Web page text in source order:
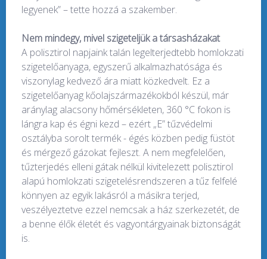
legyenek” – tette hozzá a szakember.
Nem mindegy, mivel szigeteljük a társasházakat
A polisztirol napjaink talán legelterjedtebb homlokzati
szigetelőanyaga, egyszerű alkalmazhatósága és
viszonylag kedvező ára miatt közkedvelt. Ez a
szigetelőanyag kőolajszármazékokból készül, már
aránylag alacsony hőmérsékleten, 360 °C fokon is
lángra kap és égni kezd – ezért „E” tűzvédelmi
osztályba sorolt termék - égés közben pedig füstöt
és mérgező gázokat fejleszt. A nem megfelelően,
tűzterjedés elleni gátak nélkül kivitelezett polisztirol
alapú homlokzati szigetelésrendszeren a tűz felfelé
könnyen az egyik lakásról a másikra terjed,
veszélyeztetve ezzel nemcsak a ház szerkezetét, de
a benne élők életét és vagyontárgyainak biztonságát
is.